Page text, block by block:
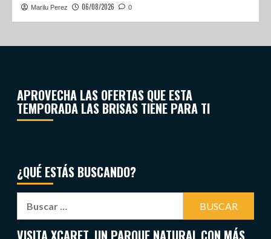
Marilu Perez 06/08/2026 0
APROVECHA LAS OFERTAS QUE ESTA
TEMPORADA LAS BRISAS TIENE PARA TI
¿QUÉ ESTÁS BUSCANDO?